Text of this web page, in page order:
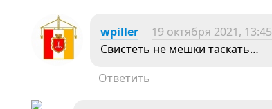
wpiller 19 октября 2021, 13:45
Свистеть не мешки таскать…
Ответить